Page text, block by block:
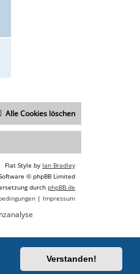
Verstanden!
Alle Cookies löschen
Flat Style by Ian Bradley
© phpBB Limited
durch phpBB.de
| Impressum